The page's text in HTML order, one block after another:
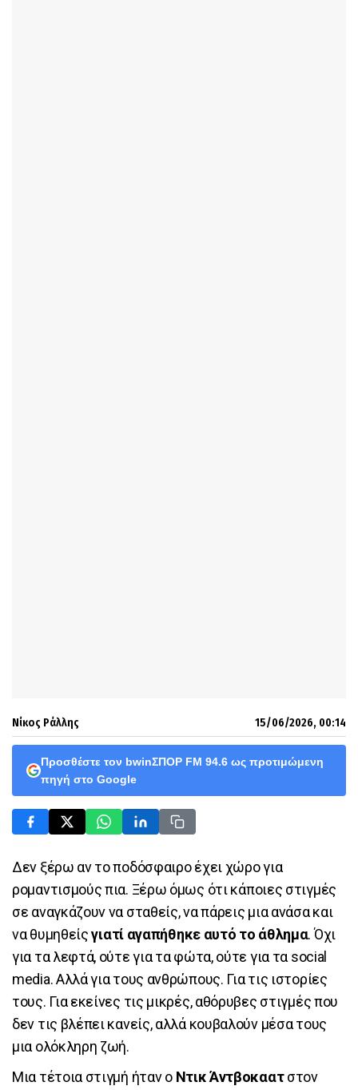
Νίκος Ράλλης 15/06/2026, 00:14
Προσθέστε τον bwinΣΠΟΡ FM 94.6 ως προτιμώμενη
πηγή στο Google
Δεν ξέρω αν το ποδόσφαιρο έχει χώρο για
ρομαντισμούς πια. Ξέρω όμως ότι κάποιες στιγμές
σε αναγκάζουν να σταθείς, να πάρεις μια ανάσα και
να θυμηθείςγιατί αγαπήθηκε αυτό το άθλημα. Όχι
για τα λεφτά, ούτε για τα φώτα, ούτε για τα social
media. Αλλά για τους ανθρώπους. Για τις ιστορίες
τους. Για εκείνες τις μικρές, αθόρυβες στιγμές που
δεν τις βλέπει κανείς, αλλά κουβαλούν μέσα τους
μια ολόκληρη ζωή.
Μια τέτοια στιγμή ήταν ο Ντικ Άντβοκαατστον